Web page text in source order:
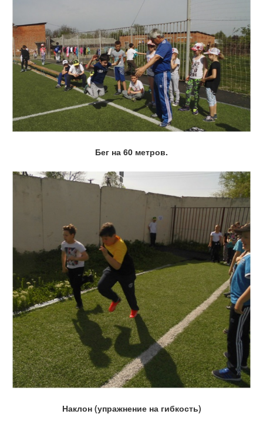
Бег на 60 метров.
Наклон (упражнение на гибкость)